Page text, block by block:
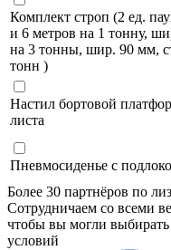
Комплект строп (2 ед.
и 6 метров на 1 тонну,
на 3 тонны, шир. 90 мм,
тонн )
Настил бортовой
листа
Пневмосиденье с
Более 30 партнёров по
Сотрудничаем со всеми
чтобы вы могли
условий